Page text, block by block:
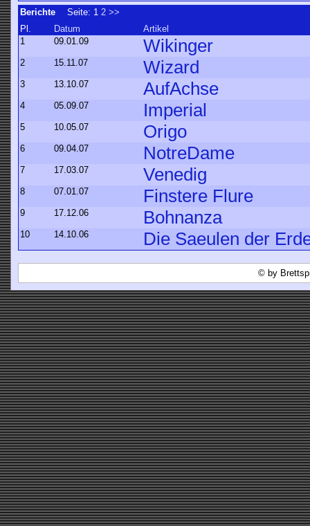
Berichte Seite: 1 2 >>
Pl.
Datum
Artikel
1
09.01.09 Wikinger
2 15.11.07 Wizard
3 13.10.07 AufAchse
4 05.09.07 Imperial
5 10.05.07 Origo
6 09.04.07 NotreDame
7 17.03.07 Venedig
8 07.01.07 Finstere Flure
9 17.12.06 Bohnanza
10 14.10.06 Die Saeulen der
© by